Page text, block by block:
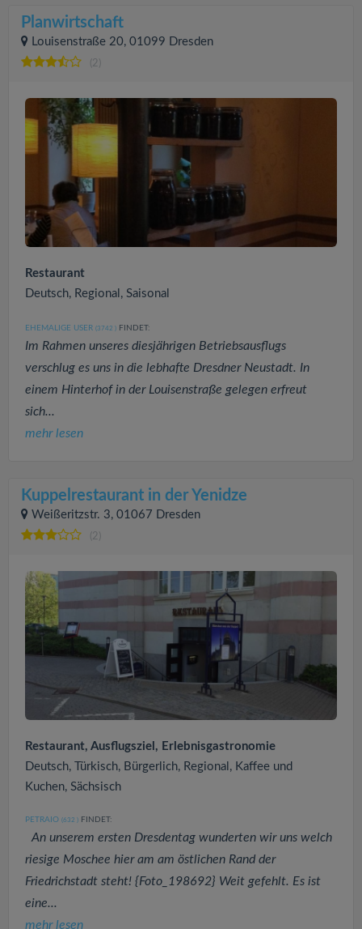
Planwirtschaft
Louisenstraße 20, 01099 Dresden
(2)
Restaurant
Deutsch, Regional, Saisonal
EHEMALIGE USER (3742 ) FINDET:
Im Rahmen unseres diesjährigen Betriebsausflugs
verschlug es uns in die lebhafte Dresdner Neustadt. In
einem Hinterhof in der Louisenstraße gelegen erfreut
sich...
mehr lesen
Kuppelrestaurant in der Yenidze
Weißeritzstr. 3, 01067 Dresden
(2)
Restaurant, Ausflugsziel, Erlebnisgastronomie
Deutsch, Türkisch, Bürgerlich, Regional, Kaffee und
Kuchen, Sächsisch
PETRAIO (632 ) FINDET:
An unserem ersten Dresdentag wunderten wir uns welch
riesige Moschee hier am am östlichen Rand der
Friedrichstadt steht! {Foto_198692} Weit gefehlt. Es ist
eine...
mehr lesen